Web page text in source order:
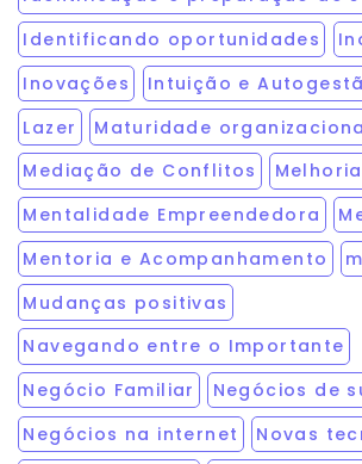
Identificando oportunidades
Inovações
Intuição e
Lazer
Maturidade
Mediação de Conflitos
Mentalidade Empreendedora
Mentoria e Acompanhamento
Mudanças positivas
Navegando entre o Importante
Negócio Familiar
Negócios de
Negócios na internet
Novas